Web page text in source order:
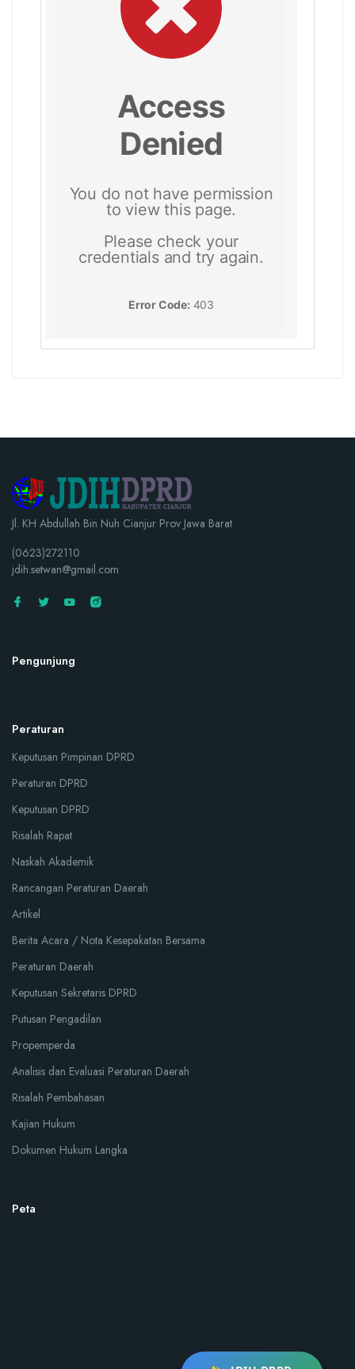
Jl. KH Abdullah Bin Nuh Cianjur Prov Jawa Barat
(0623)272110
jdih.setwan@gmail.com
Pengunjung
Peraturan
Keputusan Pimpinan DPRD
Peraturan DPRD
Keputusan DPRD
Risalah Rapat
Naskah Akademik
Rancangan Peraturan Daerah
Artikel
Berita Acara / Nota Kesepakatan Bersama
Peraturan Daerah
Keputusan Sekretaris DPRD
Putusan Pengadilan
Propemperda
Analisis dan Evaluasi Peraturan Daerah
Risalah Pembahasan
Kajian Hukum
Dokumen Hukum Langka
Peta